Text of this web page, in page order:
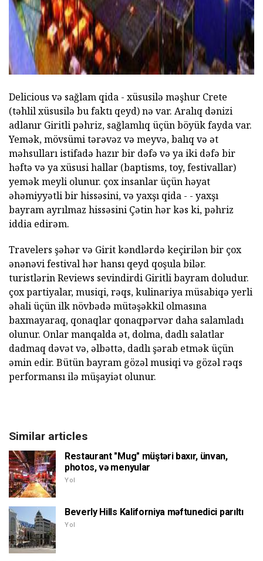
Delicious və sağlam qida - xüsusilə məşhur Crete
(təhlil xüsusilə bu faktı qeyd) nə var. Aralıq dənizi
adlanır Giritli pəhriz, sağlamlıq üçün böyük fayda var.
Yemək, mövsümi tərəvəz və meyvə, balıq və ət
məhsulları istifadə hazır bir dəfə və ya iki dəfə bir
həftə və ya xüsusi hallar (baptisms, toy, festivallar)
yemək meyli olunur. çox insanlar üçün həyat
əhəmiyyətli bir hissəsini, və yaxşı qida - - yaxşı
bayram ayrılmaz hissəsini Çətin hər kəs ki, pəhriz
iddia edirəm.
Travelers şəhər və Girit kəndlərdə keçirilən bir çox
ənənəvi festival hər hansı qeyd qoşula bilər.
turistlərin Reviews sevindirdi Giritli bayram doludur.
çox partiyalar, musiqi, rəqs, kulinariya müsabiqə yerli
əhali üçün ilk növbədə mütəşəkkil olmasına
baxmayaraq, qonaqlar qonaqpərvər daha salamladı
olunur. Onlar manqalda ət, dolma, dadlı salatlar
dadmaq dəvət və, əlbəttə, dadlı şərab etmək üçün
əmin edir. Bütün bayram gözəl musiqi və gözəl rəqs
performansı ilə müşayiət olunur.
Similar articles
Restaurant "Mug" müştəri baxır, ünvan,
photos, və menyular
Yol
Beverly Hills Kaliforniya məftunedici parıltı
Yol